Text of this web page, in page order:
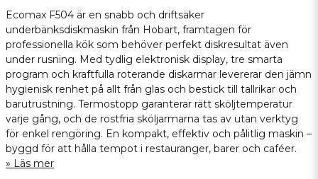
Ecomax F504 är en snabb och driftsäker
underbänksdiskmaskin från Hobart, framtagen för
professionella kök som behöver perfekt diskresultat även
under rusning. Med tydlig elektronisk display, tre smarta
program och kraftfulla roterande diskarmar levererar den jämn
hygienisk renhet på allt från glas och bestick till tallrikar och
barutrustning. Termostopp garanterar rätt sköljtemperatur
varje gång, och de rostfria sköljarmarna tas av utan verktyg
för enkel rengöring. En kompakt, effektiv och pålitlig maskin –
byggd för att hålla tempot i restauranger, barer och caféer.
Läs mer